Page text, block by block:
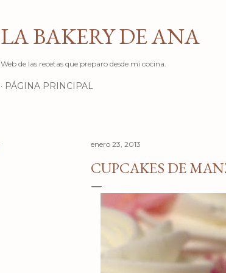
LA BAKERY DE ANA
Web de las recetas que preparo desde mi cocina.
PÁGINA PRINCIPAL
enero 23, 2013
CUPCAKES DE